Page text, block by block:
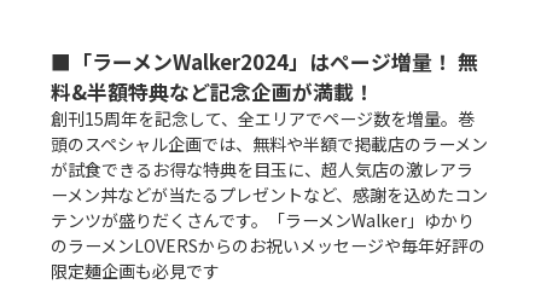
■「ラーメンWalker2024」はページ増量！ 無
料&半額特典など記念企画が満載！
創刊15周年を記念して、全エリアでページ数を増量。巻
頭のスペシャル企画では、無料や半額で掲載店のラーメン
が試食できるお得な特典を目玉に、超人気店の激レアラ
ーメン丼などが当たるプレゼントなど、感謝を込めたコン
テンツが盛りだくさんです。「ラーメンWalker」ゆかり
のラーメンLOVERSからのお祝いメッセージや毎年好評の
限定麺企画も必見です